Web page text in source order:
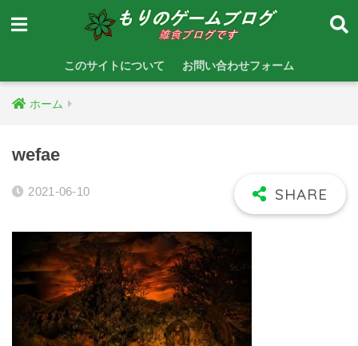
このサイトについて お問い合わせフォーム
ホーム
wefae
2021-06-10